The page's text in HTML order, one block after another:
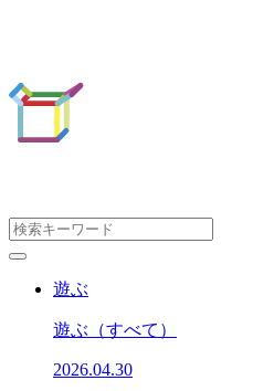
遊ぶ
遊ぶ （すべて）
2026.04.30